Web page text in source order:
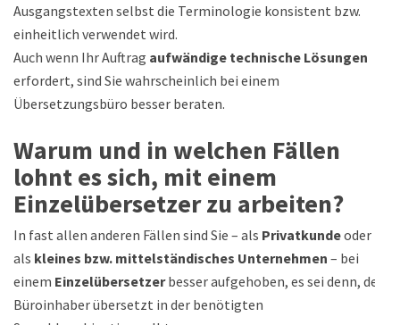
Ausgangstexten selbst die Terminologie konsistent bzw.
einheitlich verwendet wird.
Auch wenn Ihr Auftrag aufwändige technische Lösungen
erfordert, sind Sie wahrscheinlich bei einem
Übersetzungsbüro besser beraten.
Warum und in welchen Fällen
lohnt es sich, mit einem
Einzelübersetzer zu arbeiten?
In fast allen anderen Fällen sind Sie – als Privatkundeoder
als kleines bzw. mittelständisches Unternehmen – bei
einem Einzelübersetzerbesser aufgehoben, es sei denn, der
Büroinhaber übersetzt in der benötigten